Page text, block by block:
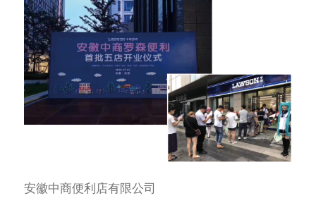
安徽中商便利店有限公司